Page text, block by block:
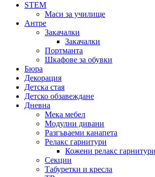
STEM
Маси за училище
Антре
Закачалки
Закачалки
Портманта
Шкафове за обувки
Бюра
Декорация
Детска стая
Детско обзавеждане
Дневна
Мека мебел
Модулни дивани
Разгъваеми канапета
Релакс гарнитури
Кожени релакс гарнитури
Секции
Табуретки и кресла